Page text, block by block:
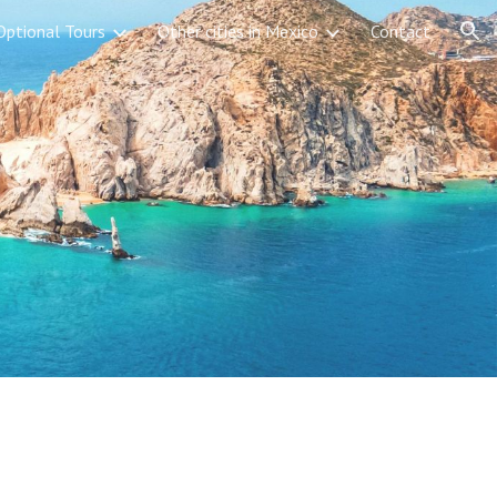
Tours Other cities in Mexico Contact